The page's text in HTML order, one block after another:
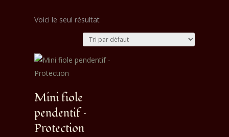
Voici le seul résultat
Mini fiole
pendentif –
Protection